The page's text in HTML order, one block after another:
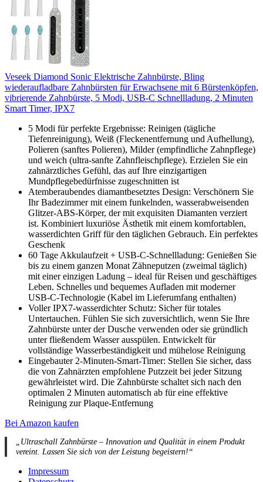
Veseek Diamond Sonic Elektrische Zahnbürste, Bling
wiederaufladbare Zahnbürsten für Erwachsene mit 6 Bürstenköpfen,
vibrierende Zahnbürste, 5 Modi, USB-C Schnellladung, 2 Minuten
Smart Timer, IPX7
5 Modi für perfekte Ergebnisse: Reinigen (tägliche
Tiefenreinigung), Weiß (Fleckenentfernung und Aufhellung),
Polieren (sanftes Polieren), Milder (empfindliche Zahnpflege)
und weich (ultra-sanfte Zahnfleischpflege). Erzielen Sie ein
zahnärztliches Gefühl, das auf Ihre einzigartigen
Mundpflegebedürfnisse zugeschnitten ist
Atemberaubendes diamantbesetztes Design: Verschönern Sie
Ihr Badezimmer mit einem funkelnden, wasserabweisenden
Glitzer-ABS-Körper, der mit exquisiten Diamanten verziert
ist. Kombiniert luxuriöse Ästhetik mit einem komfortablen,
wasserdichten Griff für den täglichen Gebrauch. Ein perfektes
Geschenk
60 Tage Akkulaufzeit + USB-C-Schnellladung: Genießen Sie
bis zu einem ganzen Monat Zähneputzen (zweimal täglich)
mit einer einzigen Ladung – ideal für Reisen und geschäftiges
Leben. Schnelles und bequemes Aufladen mit moderner
USB-C-Technologie (Kabel im Lieferumfang enthalten)
Voller IPX7-wasserdichter Schutz: Sicher für totales
Untertauchen. Fühlen Sie sich zuversichtlich, wenn Sie Ihre
Zahnbürste unter der Dusche verwenden oder sie gründlich
unter fließendem Wasser ausspülen. Entwickelt für
vollständige Wasserbeständigkeit und mühelose Reinigung
Eingebauter 2-Minuten-Smart-Timer: Stellen Sie sicher, dass
die von Zahnärzten empfohlene Putzzeit bei jeder Sitzung
gewährleistet wird. Die Zahnbürste schaltet sich nach den
optimalen 2 Minuten automatisch ab für eine effektive
Reinigung zur Plaque-Entfernung
Bei Amazon kaufen
„Ultraschall Zahnbürste – Innovation und Qualität in einem Produkt
vereint. Lassen Sie sich von der Leistung begeistern!“
Impressum